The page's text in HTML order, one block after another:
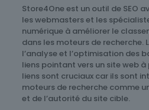
Store4One est un outil de SEO
les webmasters et les
numérique à améliorer le
dans les moteurs de recherche.
l’analyse et l’optimisation des
liens pointant vers un site web à
liens sont cruciaux car ils sont
moteurs de recherche comme
et de l’autorité du site cible.